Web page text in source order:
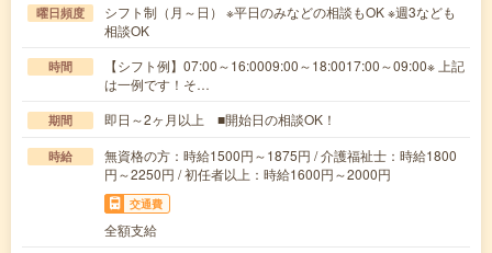
曜日頻度
シフト制（月～日） ※平日のみなどの相談もOK ※週3なども
相談OK
時間
【シフト例】07:00～16:0009:00～18:0017:00～09:00※ 上記
は一例です！そ…
期間 即日～2ヶ月以上 ■開始日の相談OK！
時給
無資格の方：時給1500円～1875円 / 介護福祉士：時給1800
円～2250円 / 初任者以上：時給1600円～2000円
交通費
全額支給